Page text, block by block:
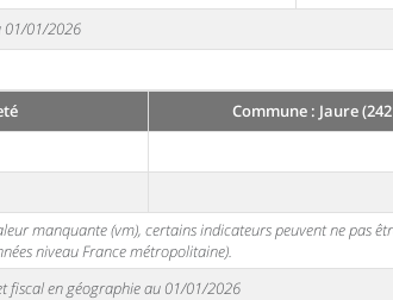
01/01/2026
Commune : Jaure
manquante (vm), certains indicateurs peuvent ne pas
niveau France métropolitaine).
fiscal en géographie au 01/01/2026